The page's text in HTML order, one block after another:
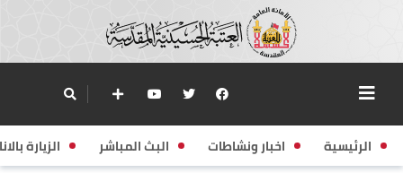
الرئيسية اخبار ونشاطات البث المباشر الزيارة